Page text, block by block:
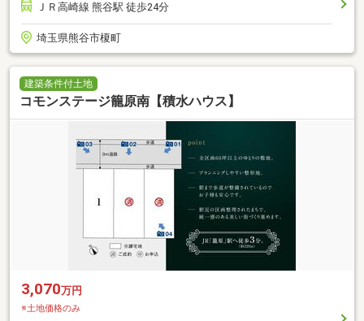
ＪＲ高崎線 熊谷駅 徒歩24分
埼玉県熊谷市榎町
建築条件付土地
コモンステージ籠原南【積水ハウス】
3,070万円
※土地価格のみ